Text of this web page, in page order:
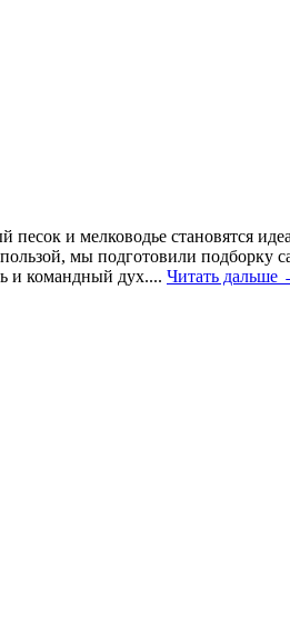
и мелководье становятся
пользой, мы подготовили подборку
и командный дух.... Читать дальше